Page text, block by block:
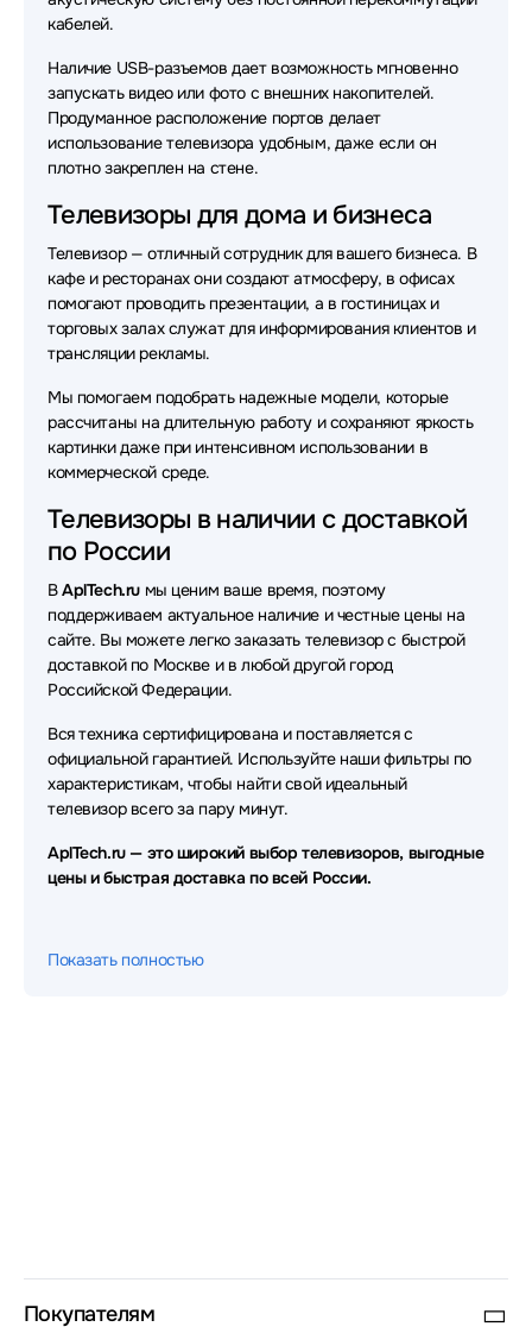
кабелей.
Наличие USB-разъемов дает возможность мгновенно
запускать видео или фото с внешних накопителей.
Продуманное расположение портов делает
использование телевизора удобным, даже если он
плотно закреплен на стене.
Телевизоры для дома и бизнеса
Телевизор — отличный сотрудник для вашего бизнеса. В
кафе и ресторанах они создают атмосферу, в офисах
помогают проводить презентации, а в гостиницах и
торговых залах служат для информирования клиентов и
трансляции рекламы.
Мы помогаем подобрать надежные модели, которые
рассчитаны на длительную работу и сохраняют яркость
картинки даже при интенсивном использовании в
коммерческой среде.
Телевизоры в наличии с доставкой
по России
ВAplTech.ruмы ценим ваше время, поэтому
поддерживаем актуальное наличие и честные цены на
сайте. Вы можете легко заказать телевизор с быстрой
доставкой по Москве и в любой другой город
Российской Федерации.
Вся техника сертифицирована и поставляется с
официальной гарантией. Используйте наши фильтры по
характеристикам, чтобы найти свой идеальный
телевизор всего за пару минут.
AplTech.ru — это широкий выбор телевизоров, выгодные
цены и быстрая доставка по всей России.
Показать полностью
Покупателям